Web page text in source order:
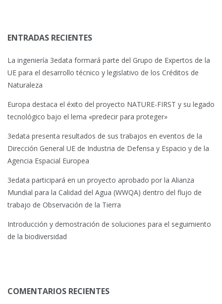
ENTRADAS RECIENTES
La ingeniería 3edata formará parte del Grupo de Expertos de la
UE para el desarrollo técnico y legislativo de los Créditos de
Naturaleza
Europa destaca el éxito del proyecto NATURE-FIRST y su legado
tecnológico bajo el lema «predecir para proteger»
3edata presenta resultados de sus trabajos en eventos de la
Dirección General UE de Industria de Defensa y Espacio y de la
Agencia Espacial Europea
3edata participará en un proyecto aprobado por la Alianza
Mundial para la Calidad del Agua (WWQA) dentro del flujo de
trabajo de Observación de la Tierra
Introducción y demostración de soluciones para el seguimiento
de la biodiversidad
COMENTARIOS RECIENTES